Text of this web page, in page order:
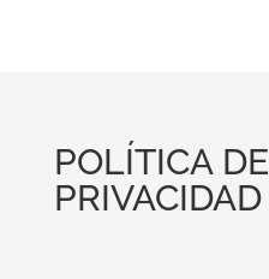
POLÍTICA DE
PRIVACIDAD